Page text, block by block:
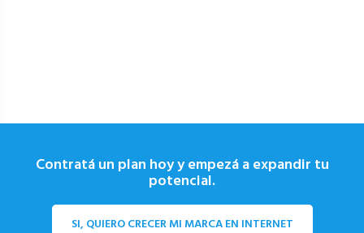
Contratá un plan hoy y empezá a expandir tu
potencial.
SI, QUIERO CRECER MI MARCA EN INTERNET